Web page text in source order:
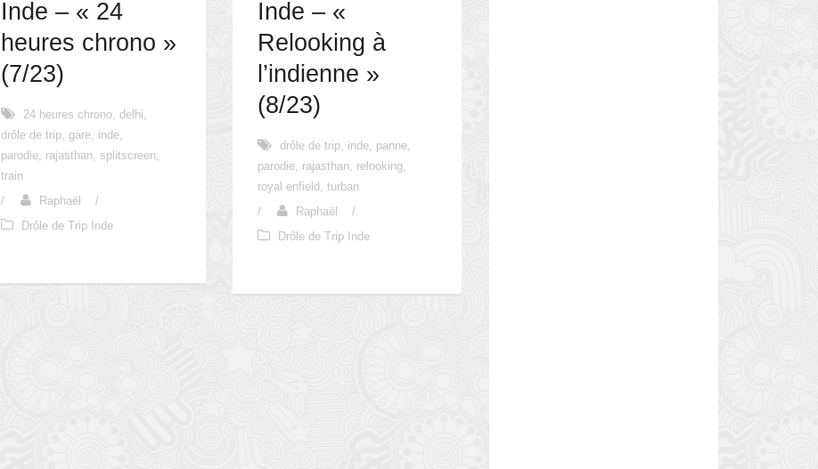
Inde – « 24
heures chrono »
(7/23)
24 heures chrono delhi
drôle de trip gare inde
parodie rajasthan splitscreen
train
/
Raphaël
/
Drôle de Trip Inde
Inde – «
Relooking à
l’indienne »
(8/23)
drôle de trip, inde, panne,
parodie, rajasthan, relooking
royal enfield
turban
/
Raphaël
/
Drôle de Trip Inde